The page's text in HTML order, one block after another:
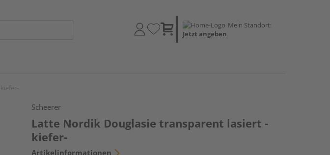
Mein Standort:
Jetzt angeben
Scheerer
Latte Nordik Douglasie transparent lasiert -
kiefer-
Artikelinformationen